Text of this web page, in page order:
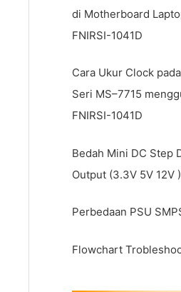
di Motherboard
FNIRSI-1041D
Cara Ukur Clock
Seri MS–7715
FNIRSI-1041D
Bedah Mini DC Step
Output (3.3V 5V 12V )
Perbedaan PSU
Flowchart